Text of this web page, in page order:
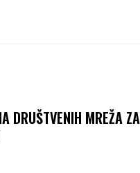
DRUŠTVENIH MREŽA